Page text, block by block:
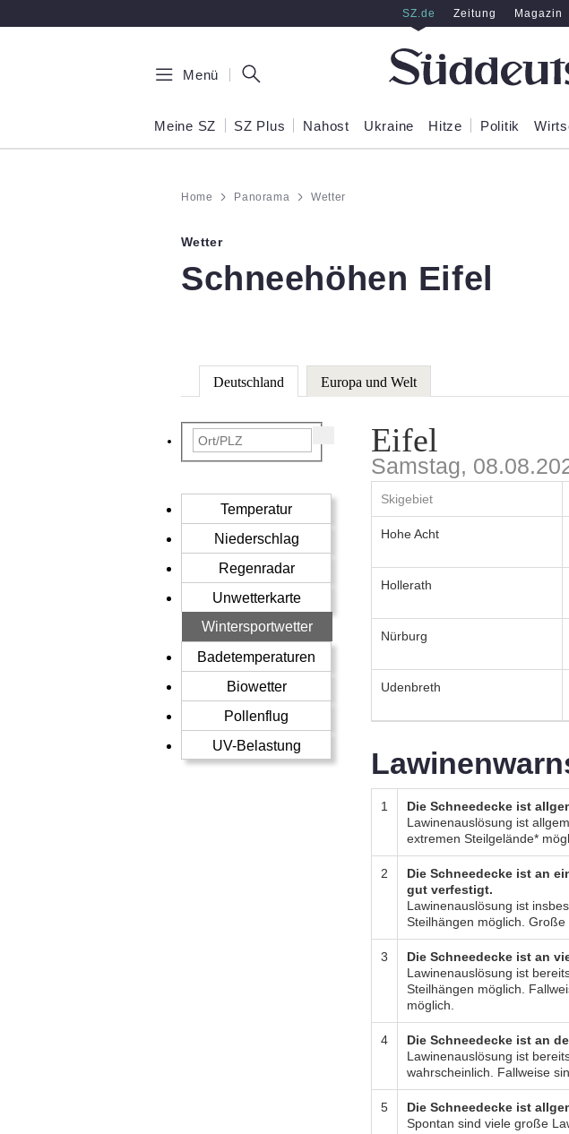
SZ.de Zeitung Magazin
Menü
Meine SZ SZ Plus Nahost Ukraine Hitze Politik
Home Panorama Wetter
Wetter
Schneehöhen Eifel
Deutschland Europa und Welt
Temperatur
Niederschlag
Regenradar
Unwetterkarte
Wintersportwetter
Badetemperaturen
Biowetter
Pollenflug
UV-Belastung
Eifel
Samstag,
Skigebiet
Hohe Acht
Hollerath
Nürburg
Udenbreth
1
Die Schneedecke ist
Lawinenauslösung ist
extremen Steilgelände*
2
Die Schneedecke ist an
gut verfestigt.
Lawinenauslösung ist
Steilhängen möglich.
3
Die Schneedecke ist an
Lawinenauslösung ist
Steilhängen möglich.
möglich.
4
Die Schneedecke ist an
Lawinenauslösung ist
wahrscheinlich. Fallweise
5
Die Schneedecke ist
Spontan sind viele große